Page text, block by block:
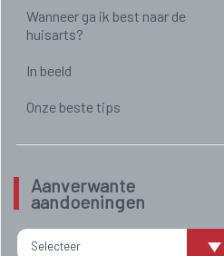
Wanneer ga ik best naar de
huisarts?
In beeld
Onze beste tips
Aanverwante
aandoeningen
Selecteer